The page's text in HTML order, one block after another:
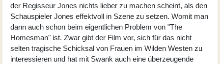
der Regisseur Jones nichts lieber zu machen scheint, als den
Schauspieler Jones effektvoll in Szene zu setzen. Womit man
dann auch schon beim eigentlichen Problem von "The
Homesman" ist. Zwar gibt der Film vor, sich für das nicht
selten tragische Schicksal von Frauen im Wilden Westen zu
interessieren und hat mit Swank auch eine überzeugende